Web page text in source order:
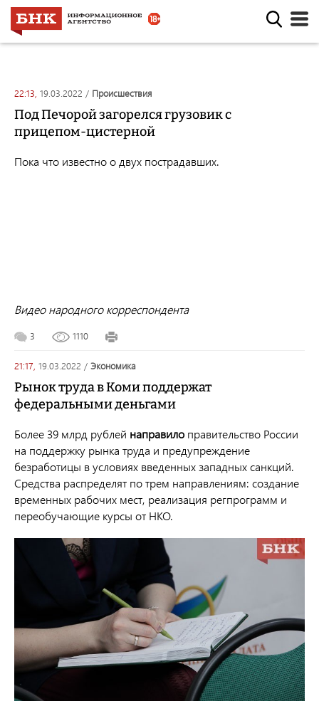
22:13, 19.03.2022 / происшествия
Под Печорой загорелся грузовик с
прицепом-цистерной
Пока что известно о двух пострадавших.
Видео народного корреспондента
3 1110
21:17, 19.03.2022 / экономика
Рынок труда в Коми поддержат
федеральными деньгами
Более 39 млрд рублей направило правительство России
на поддержку рынка труда и предупреждение
безработицы в условиях введенных западных санкций.
Средства распределят по трем направлениям: создание
временных рабочих мест, реализация регпрограмм и
переобучающие курсы от НКО.